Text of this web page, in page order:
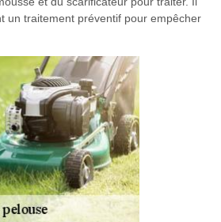
un traitement préventif pour empêcher